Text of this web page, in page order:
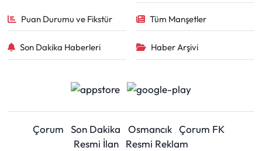
Puan Durumu ve Fikstür Tüm Manşetler
Son Dakika Haberleri Haber Arşivi
Çorum Son Dakika Osmancık Çorum FK
Resmi İlan
Resmi Reklam